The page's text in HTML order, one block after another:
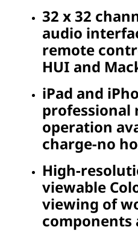
32 x 32
audio
remote
HUI and
iPad and
professional
operation
charge-no
High-
viewable
viewing of
components